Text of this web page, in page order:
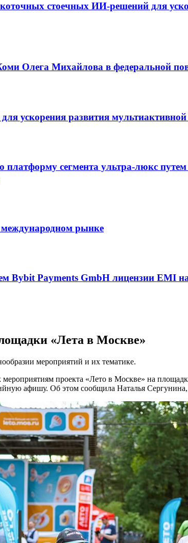
стоечных ИИ-решений для
Олега Михайлова в федеральной
ускорения развития
сегмента ультра-люкс путем
рынке
Bybit Payments GmbH лицензии EMI
«Лета в Москве»
мероприятий и их тематике.
проекта «Лето в Москве» на
афишу. Об этом сообщила Наталья